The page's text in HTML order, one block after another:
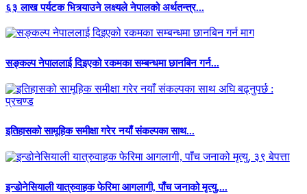
६३ लाख पर्यटक भित्र्याउने लक्ष्यले नेपालको अर्थतन्त्र...
सङ्कल्प नेपाललाई दिइएको रकमका सम्बन्धमा छानबिन गर्न...
इतिहासको सामूहिक समीक्षा गरेर नयाँ संकल्पका साथ...
इन्डोनेसियाली यात्रुवाहक फेरिमा आगलागी, पाँच जनाको मृत्यु,...